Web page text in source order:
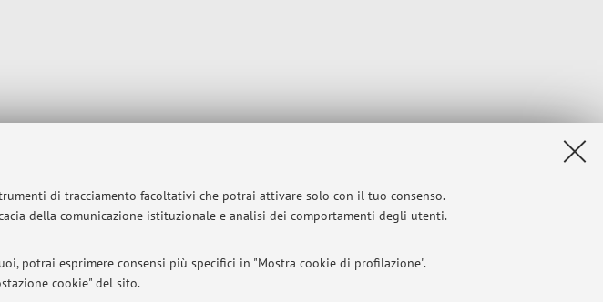
di tracciamento facoltativi che potrai attivare solo con il tuo consenso.
della comunicazione istituzionale e analisi dei comportamenti degli utenti.
potrai esprimere consensi più specifici in "Mostra cookie di profilazione".
cookie" del sito.